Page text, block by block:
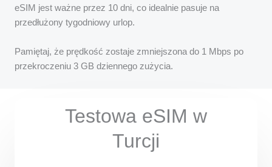
eSIM jest ważne przez 10 dni, co idealnie pasuje na
przedłużony tygodniowy urlop.
Pamiętaj, że prędkość zostaje zmniejszona do 1 Mbps po
przekroczeniu 3 GB dziennego zużycia.
Testowa eSIM w
Turcji